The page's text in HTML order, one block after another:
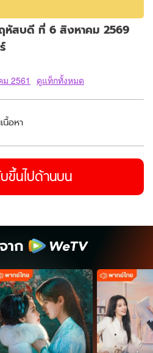
หัสบดี ที่ 6 สิงหาคม 2569
2561 ดูแท็กทั้งหมด
นื้อหา
ขึ้นไปด้านบน
าก